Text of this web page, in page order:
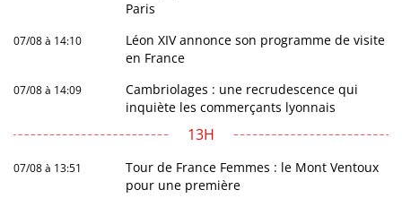
Paris
07/08 à 14:10
Léon XIV annonce son programme de visite
en France
07/08 à 14:09
Cambriolages : une recrudescence qui
inquiète les commerçants lyonnais
13H
07/08 à 13:51
Tour de France Femmes : le Mont Ventoux
pour une première